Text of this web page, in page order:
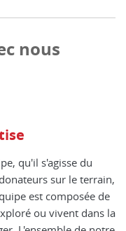
nous
qu'il s'agisse du
sur le terrain,
est composée de
ou vivent dans la